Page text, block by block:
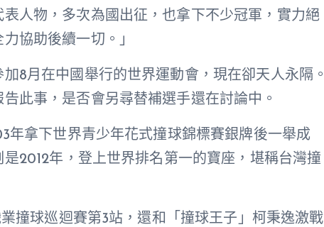
人物，多次為國出征，也拿下不少冠軍，實力絕
協助後續一切。」
8月在中國舉行的世界運動會，現在卻天人永隔。
此事，是否會另尋替補選手還在討論中。
年拿下世界青少年花式撞球錦標賽銀牌後一舉成
2012年，登上世界排名第一的寶座，堪稱台灣撞
撞球巡迴賽第3站，還和「撞球王子」柯秉逸激戰